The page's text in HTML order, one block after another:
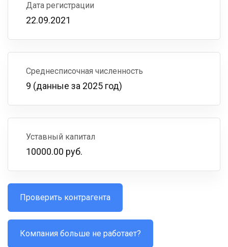
Дата регистрации
22.09.2021
Среднесписочная численность
9 (данные за 2025 год)
Уставный капитал
10000.00 руб.
Проверить контрагента
Компания больше не работает?